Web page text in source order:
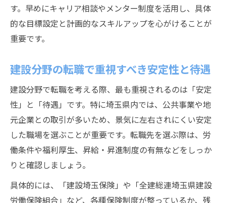
す。早めにキャリア相談やメンター制度を活用し、具体
的な目標設定と計画的なスキルアップを心がけることが
重要です。
建設分野の転職で重視すべき安定性と待遇
建設分野で転職を考える際、最も重視されるのは「安定
性」と「待遇」です。特に埼玉県内では、公共事業や地
元企業との取引が多いため、景気に左右されにくい安定
した職場を選ぶことが重要です。転職先を選ぶ際は、労
働条件や福利厚生、昇給・昇進制度の有無などをしっか
りと確認しましょう。
具体的には、「建設埼玉保険」や「全建総連埼玉県建設
労働保険組合」など、各種保険制度が整っているか、残